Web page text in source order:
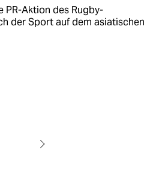
PR-Aktion des Rugby-
der Sport auf dem asiatischen